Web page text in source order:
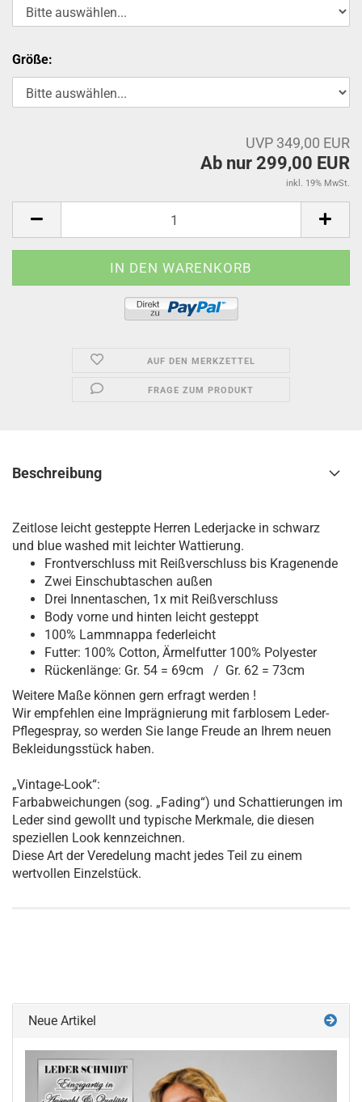
Größe:
UVP 349,00 EUR
Ab nur 299,00 EUR
inkl. 19% MwSt.
AUF DEN MERKZETTEL
FRAGE ZUM PRODUKT
Beschreibung
Zeitlose leicht gesteppte Herren Lederjacke in schwarz
und blue washed mit leichter Wattierung.
Frontverschluss mit Reißverschluss bis Kragenende
Zwei Einschubtaschen außen
Drei Innentaschen, 1x mit Reißverschluss
Body vorne und hinten leicht gesteppt
100% Lammnappa federleicht
Futter: 100% Cotton, Ärmelfutter 100% Polyester
Rückenlänge: Gr. 54 = 69cm / Gr. 62 = 73cm
Weitere Maße können gern erfragt werden !
Wir empfehlen eine Imprägnierung mit farblosem Leder-
Pflegespray, so werden Sie lange Freude an Ihrem neuen
Bekleidungsstück haben.
„Vintage-Look“:
Farbabweichungen (sog. „Fading“) und Schattierungen im
Leder sind gewollt und typische Merkmale, die diesen
speziellen Look kennzeichnen.
Diese Art der Veredelung macht jedes Teil zu einem
wertvollen Einzelstück.
Neue Artikel